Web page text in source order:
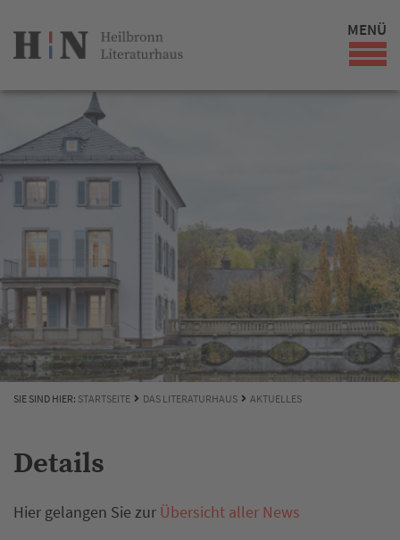
MENÜ
SIE SIND HIER: STARTSEITE DAS LITERATURHAUS AKTUELLES
Details
Hier gelangen Sie zur Übersicht aller News